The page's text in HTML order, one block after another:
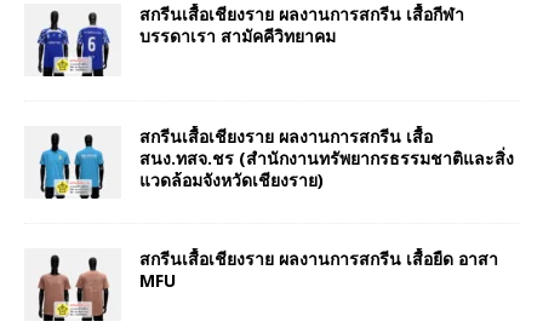
สกรีนเสื้อเชียงราย ผลงานการสกรีน เสื้อกีฬา
บรรดาเรา สามัคคีวิทยาคม
สกรีนเสื้อเชียงราย ผลงานการสกรีน เสื้อ
สนง.ทสจ.ชร (สำนักงานทรัพยากรธรรมชาติและสิ่ง
แวดล้อมจังหวัดเชียงราย)
สกรีนเสื้อเชียงราย ผลงานการสกรีน เสื้อยืด อาสา
MFU